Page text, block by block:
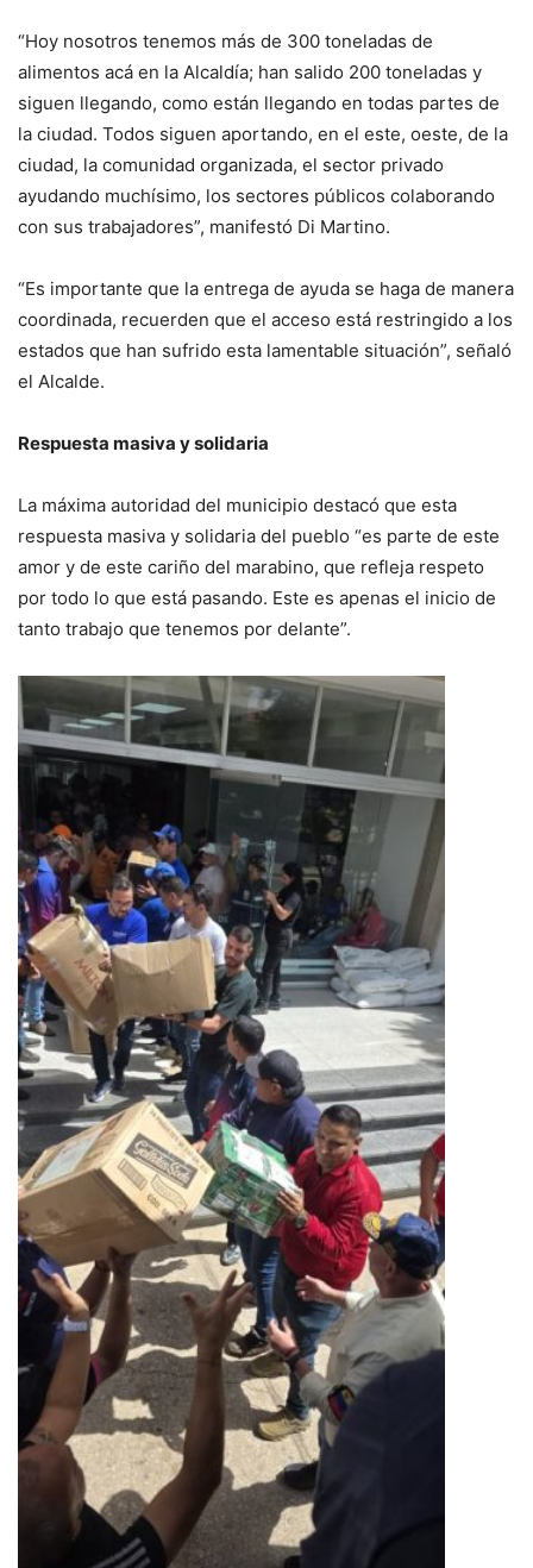
“Hoy nosotros tenemos más de 300 toneladas de
alimentos acá en la Alcaldía; han salido 200 toneladas y
siguen llegando, como están llegando en todas partes de
la ciudad. Todos siguen aportando, en el este, oeste, de la
ciudad, la comunidad organizada, el sector privado
ayudando muchísimo, los sectores públicos colaborando
con sus trabajadores”, manifestó Di Martino.
“Es importante que la entrega de ayuda se haga de manera
coordinada, recuerden que el acceso está restringido a los
estados que han sufrido esta lamentable situación”, señaló
el Alcalde.
Respuesta masiva y solidaria
La máxima autoridad del municipio destacó que esta
respuesta masiva y solidaria del pueblo “es parte de este
amor y de este cariño del marabino, que refleja respeto
por todo lo que está pasando. Este es apenas el inicio de
tanto trabajo que tenemos por delante”.